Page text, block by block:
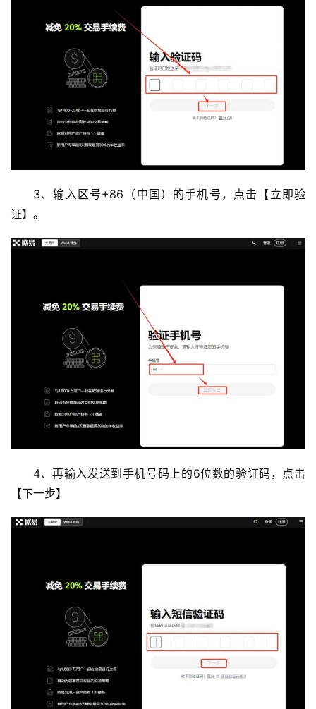
3、输入区号+86（中国）的手机号，点击【立即验
证】。
4、再输入发送到手机号码上的6位数的验证码，点击
【下一步】